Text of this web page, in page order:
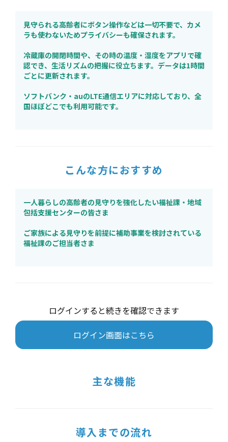
見守られる高齢者にボタン操作などは一切不要で、カメ
ラも使わないためプライバシーも確保されます。
冷蔵庫の開閉時間や、その時の温度・湿度をアプリで確
認でき、生活リズムの把握に役立ちます。データは1時間
ごとに更新されます。
ソフトバンク・auのLTE通信エリアに対応しており、全
国ほぼどこでも利用可能です。
こんな方におすすめ
一人暮らしの高齢者の見守りを強化したい福祉課・地域
包括支援センターの皆さま
ご家族による見守りを前提に補助事業を検討されている
福祉課のご担当者さま
ログインすると続きを確認できます
ログイン画面はこちら
主な機能
導入までの流れ